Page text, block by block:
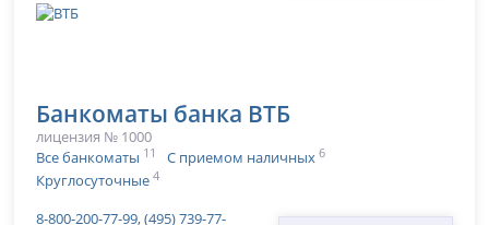
Банкоматы банка ВТБ
лицензия № 1000
Все банкоматы 11 С приемом наличных 6
Круглосуточные 4
8-800-200-77-99, (495) 739-77-